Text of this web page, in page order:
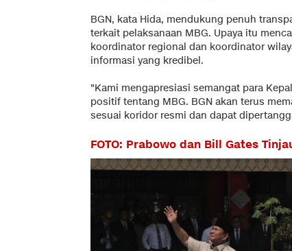
BGN, kata Hida, mendukung penuh
terkait pelaksanaan MBG. Upaya itu
koordinator regional dan koordinator
informasi yang kredibel.
"Kami mengapresiasi semangat para
positif tentang MBG. BGN akan terus
sesuai koridor resmi dan dapat
FOTO: Prabowo dan Bill Gates